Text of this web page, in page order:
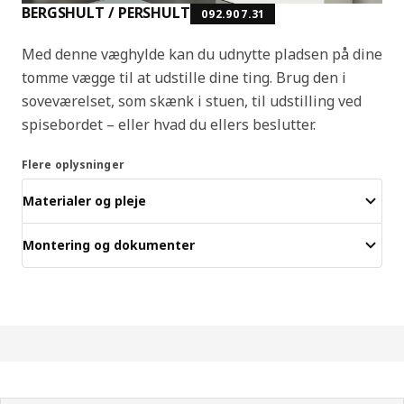
BERGSHULT / PERSHULT 092.907.31
Med denne væghylde kan du udnytte pladsen på dine
tomme vægge til at udstille dine ting. Brug den i
soveværelset, som skænk i stuen, til udstilling ved
spisebordet – eller hvad du ellers beslutter.
Flere oplysninger
Materialer og pleje
Montering og dokumenter